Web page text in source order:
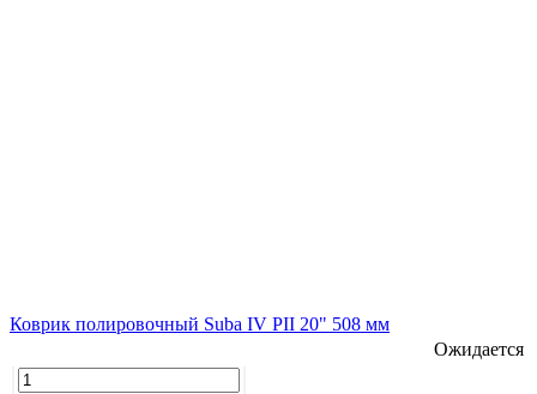
Коврик полировочный Suba IV PII 20" 508 мм
Ожидается